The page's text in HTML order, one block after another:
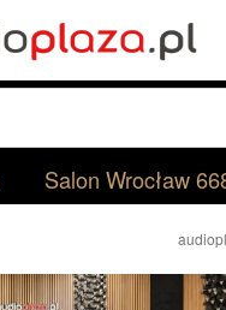
Salon Wrocław